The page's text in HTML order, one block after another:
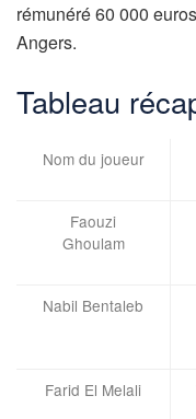
rémunéré 60 000
Angers.
Tableau
Nom du joueur
Faouzi
Ghoulam
Nabil Bentaleb
Farid El Melali